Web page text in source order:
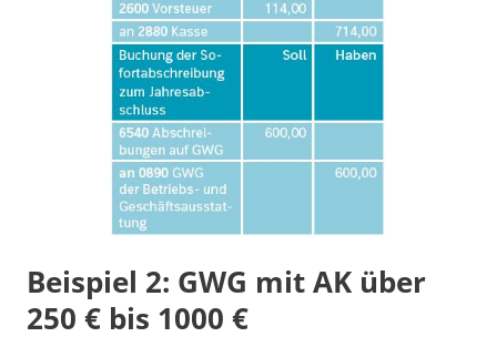
Beispiel 2: GWG mit AK über
250 € bis 1000 €